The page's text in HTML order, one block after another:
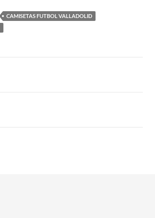
CAMISETAS FUTBOL VALLADOLID